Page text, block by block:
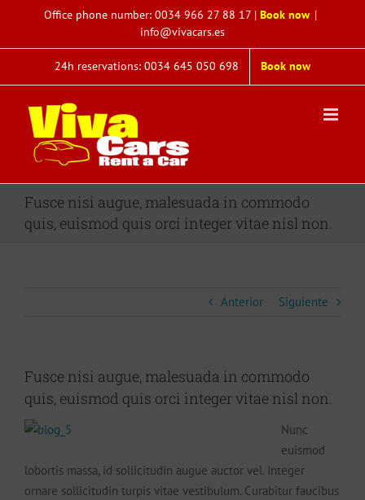
contenido
Office phone number: 0034 966 27 88 17| Book now |
info@vivacars.es
24h reservations: 0034 645 050 698 Book now
Fusce nisi augue, malesuada in commodo
quis, euismod quis orci integer vitae nisl non.
Anterior Siguiente
Fusce nisi augue, malesuada in commodo
quis, euismod quis orci integer vitae nisl non.
Nunc
euismod
lobortis massa, id sollicitudin augue auctor vel. Integer
ornare sollicitudin turpis vitae vestibulum. Curabitur faucibus